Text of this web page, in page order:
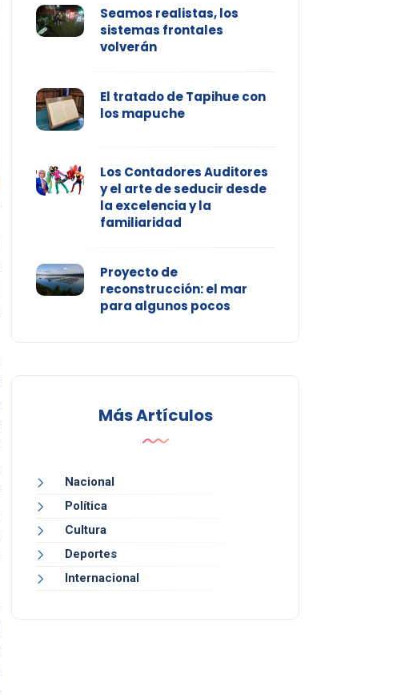
Seamos realistas, los
sistemas frontales
volverán
El tratado de Tapihue con
los mapuche
Los Contadores Auditores
y el arte de seducir desde
la excelencia y la
familiaridad
Proyecto de
reconstrucción: el mar
para algunos pocos
Más Artículos
Nacional
Política
Cultura
Deportes
Internacional